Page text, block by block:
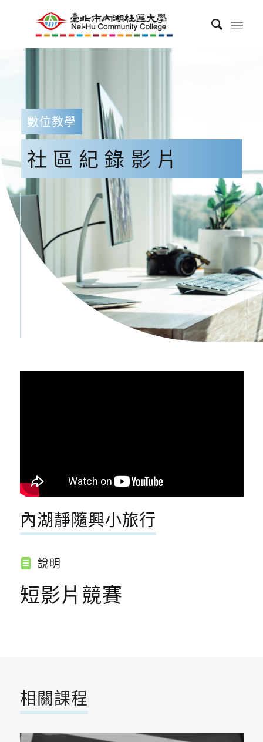
數位教學
社區紀錄影片
內湖靜隨興小旅行
說明
短影片競賽
相關課程